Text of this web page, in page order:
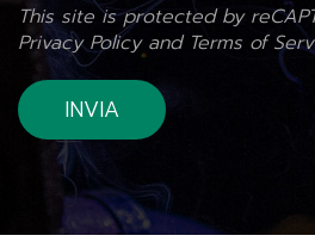
This site is protected by
Privacy Policyand Terms of